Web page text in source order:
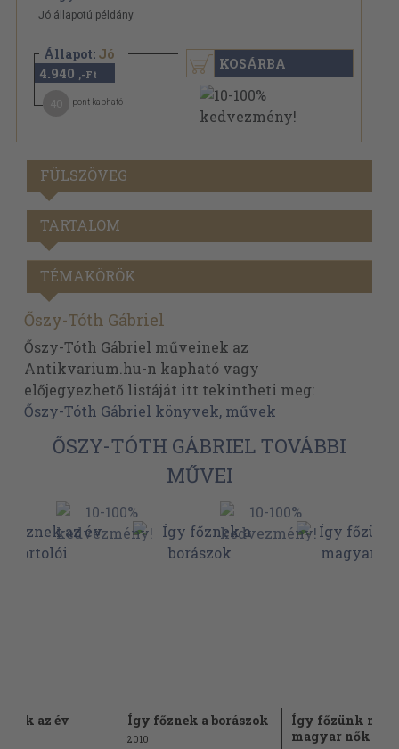
Jó állapotú példány.
Állapot: Jó
4.940 ,-Ft
pont kapható
KOSÁRBA
FÜLSZÖVEG
TARTALOM
TÉMAKÖRÖK
Őszy-Tóth Gábriel
Őszy-Tóth Gábriel műveinek az
Antikvarium.hu-n kapható vagy
előjegyezhető listáját itt tekintheti meg:
Őszy-Tóth Gábriel könyvek, művek
ŐSZY-TÓTH GÁBRIEL TOVÁBBI
MŰVEI
az év
Így főznek a borászok
2010
Így főzünk mi,
magyar nők